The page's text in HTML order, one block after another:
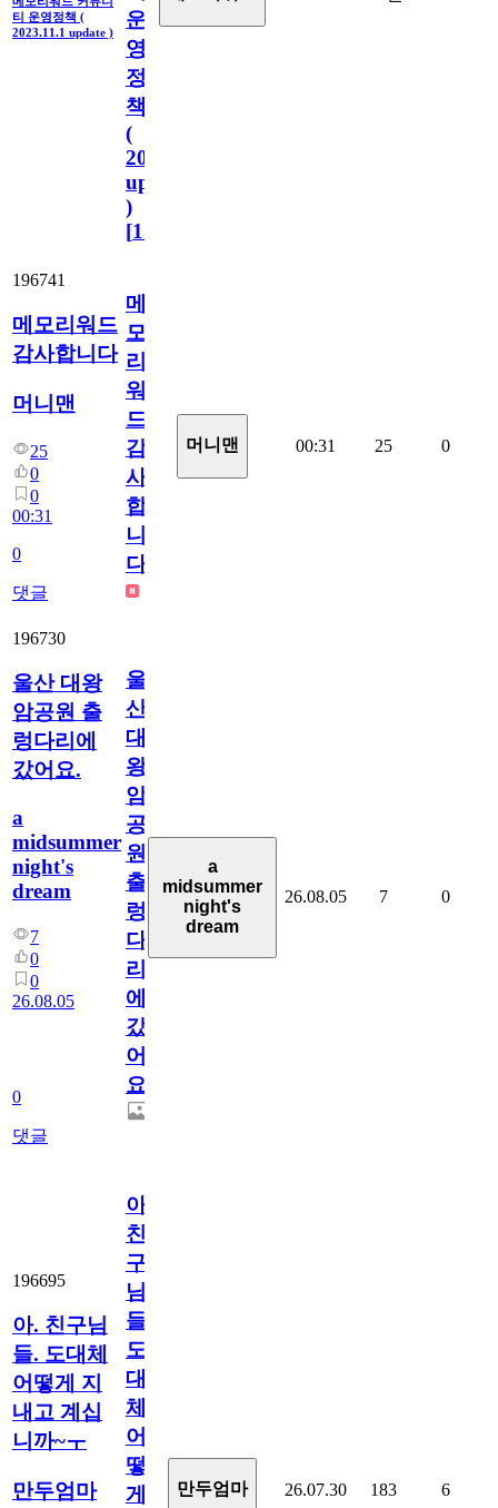
티 운영정책 (
2023.11.1 update )
운
영
정
책
(
2023.11.1
update
)
[110
196741
메모리워드
감사합니다
머니맨
25
0
0
00:31
0
댓글
메
모
리
워
드
감
사
합
니
다
머니맨 00:31 25 0
196730
울산 대왕
암공원 출
렁다리에
갔어요.
a
midsummer
night's
dream
7
0
0
26.08.05
0
댓글
울
산
대
왕
암
공
원
출
렁
다
리
에
갔
어
요.
a
midsummer
night's
dream
26.08.05 7 0
196695
아. 친구님
들. 도대체
어떻게 지
내고 계십
니까~ㅜ
만두엄마
아.
친
구
님
들.
도
대
체
어
떻
게
만두엄마 26.07.30 183 6